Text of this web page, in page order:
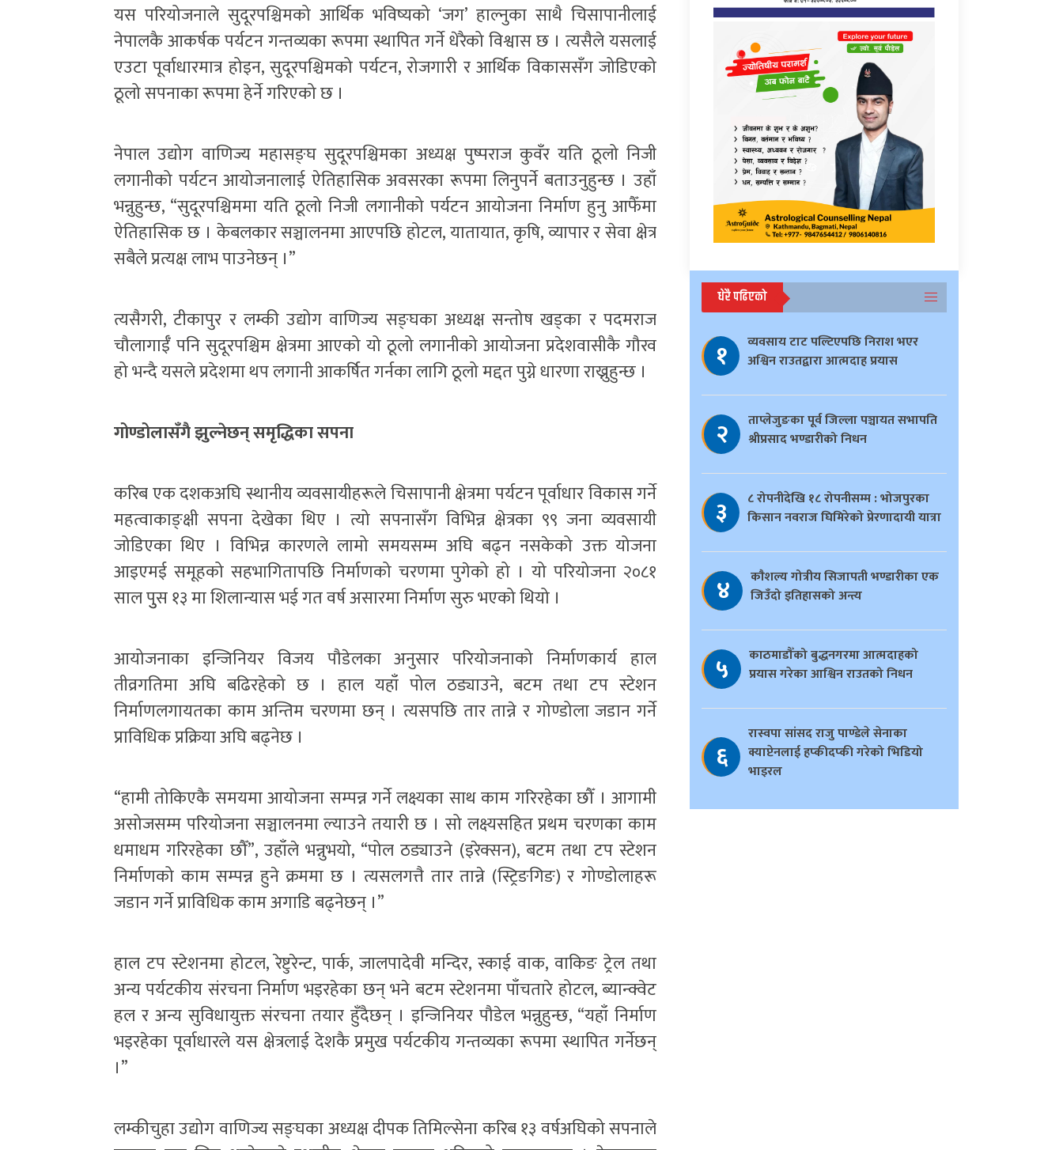
यस परियोजनाले सुदूरपश्चिमको आर्थिक भविष्यको ‘जग’ हाल्नुका साथै चिसापानीलाई
नेपालकै आकर्षक पर्यटन गन्तव्यका रूपमा स्थापित गर्ने धेरैको विश्वास छ । त्यसैले यसलाई
एउटा पूर्वाधारमात्र होइन, सुदूरपश्चिमको पर्यटन, रोजगारी र आर्थिक विकाससँग जोडिएको
ठूलो सपनाका रूपमा हेर्ने गरिएको छ ।
नेपाल उद्योग वाणिज्य महासङ्घ सुदूरपश्चिमका अध्यक्ष पुष्पराज कुवँर यति ठूलो निजी
लगानीको पर्यटन आयोजनालाई ऐतिहासिक अवसरका रूपमा लिनुपर्ने बताउनुहुन्छ । उहाँ
भन्नुहुन्छ, “सुदूरपश्चिममा यति ठूलो निजी लगानीको पर्यटन आयोजना निर्माण हुनु आफैँमा
ऐतिहासिक छ । केबलकार सञ्चालनमा आएपछि होटल, यातायात, कृषि, व्यापार र सेवा क्षेत्र
सबैले प्रत्यक्ष लाभ पाउनेछन् ।”
त्यसैगरी, टीकापुर र लम्की उद्योग वाणिज्य सङ्घका अध्यक्ष सन्तोष खड्का र पदमराज
चौलागाईँ पनि सुदूरपश्चिम क्षेत्रमा आएको यो ठूलो लगानीको आयोजना प्रदेशवासीकै गौरव
हो भन्दै यसले प्रदेशमा थप लगानी आकर्षित गर्नका लागि ठूलो मद्दत पुग्ने धारणा राख्नुहुन्छ ।
गोण्डोलासँगै झुल्नेछन् समृद्धिका सपना
करिब एक दशकअघि स्थानीय व्यवसायीहरूले चिसापानी क्षेत्रमा पर्यटन पूर्वाधार विकास गर्ने
महत्वाकाङ्क्षी सपना देखेका थिए । त्यो सपनासँग विभिन्न क्षेत्रका ९९ जना व्यवसायी
जोडिएका थिए । विभिन्न कारणले लामो समयसम्म अघि बढ्न नसकेको उक्त योजना
आइएमई समूहको सहभागितापछि निर्माणको चरणमा पुगेको हो । यो परियोजना २०८१
साल पुुस १३ मा शिलान्यास भई गत वर्ष असारमा निर्माण सुरु भएको थियो ।
आयोजनाका इन्जिनियर विजय पौडेलका अनुसार परियोजनाको निर्माणकार्य हाल
तीव्रगतिमा अघि बढिरहेको छ । हाल यहाँ पोल ठड्याउने, बटम तथा टप स्टेशन
निर्माणलगायतका काम अन्तिम चरणमा छन् । त्यसपछि तार तान्ने र गोण्डोला जडान गर्ने
प्राविधिक प्रक्रिया अघि बढ्नेछ ।
“हामी तोकिएकै समयमा आयोजना सम्पन्न गर्ने लक्ष्यका साथ काम गरिरहेका छौँ । आगामी
असोजसम्म परियोजना सञ्चालनमा ल्याउने तयारी छ । सो लक्ष्यसहित प्रथम चरणका काम
धमाधम गरिरहेका छौँ”, उहाँले भन्नुभयो, “पोल ठड्याउने (इरेक्सन), बटम तथा टप स्टेशन
निर्माणको काम सम्पन्न हुने क्रममा छ । त्यसलगत्तै तार तान्ने (स्ट्रिङगिङ) र गोण्डोलाहरू
जडान गर्ने प्राविधिक काम अगाडि बढ्नेछन् ।”
हाल टप स्टेशनमा होटल, रेष्टुरेन्ट, पार्क, जालपादेवी मन्दिर, स्काई वाक, वाकिङ ट्रेल तथा
अन्य पर्यटकीय संरचना निर्माण भइरहेका छन् भने बटम स्टेशनमा पाँचतारे होटल, ब्यान्क्वेट
हल र अन्य सुविधायुक्त संरचना तयार हुँदैछन् । इन्जिनियर पौडेल भन्नुहुन्छ, “यहाँ निर्माण
भइरहेका पूर्वाधारले यस क्षेत्रलाई देशकै प्रमुख पर्यटकीय गन्तव्यका रूपमा स्थापित गर्नेछन्
।”
लम्कीचुहा उद्योग वाणिज्य सङ्घका अध्यक्ष दीपक तिमिल्सेना करिब १३ वर्षअघिको सपनाले
धेरै पढिएको
१
व्यवसाय टाट पल्टिएपछि निराश भएर
अश्विन राउतद्वारा आत्मदाह प्रयास
२
ताप्लेजुङका पूर्व जिल्ला पञ्चायत सभापति
श्रीप्रसाद भण्डारीको निधन
३
८ रोपनीदेखि १८ रोपनीसम्म : भोजपुरका
किसान नवराज घिमिरेको प्रेरणादायी यात्रा
४
काैशल्य गोत्रीय सिजापती भण्डारीका एक
जिउँदो इतिहासको अन्त्य
५
काठमाडौँको बुद्धनगरमा आत्मदाहको
प्रयास गरेका आश्विन राउतको निधन
६
रास्वपा सांसद राजु पाण्डेले सेनाका
क्याप्टेनलाई हप्कीदप्की गरेको भिडियो
भाइरल